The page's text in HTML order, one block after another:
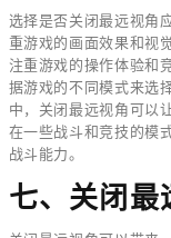
选择是否关闭最远视角
重游戏的画面效果和视
注重游戏的操作体验和
据游戏的不同模式来选
中，关闭最远视角可以
在一些战斗和竞技的模
战斗能力。
七、关闭